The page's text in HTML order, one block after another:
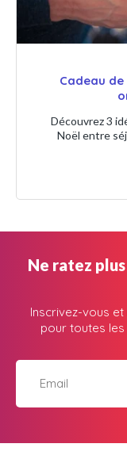
Cadeau
Découvrez 3
Noël entre
Ne ratez
Inscrivez-vous
pour toutes